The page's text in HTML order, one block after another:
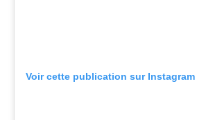
Voir cette publication sur Instagram